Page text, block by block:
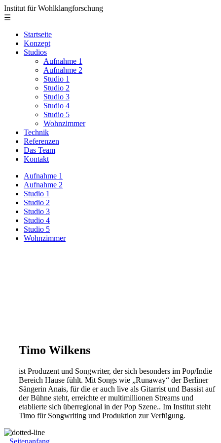
Institut für Wohlklangforschung
☰
Startseite
Konzept
Studios
Aufnahme 1
Aufnahme 2
Studio 1
Studio 2
Studio 3
Studio 4
Studio 5
Wohnzimmer
Technik
Referenzen
Das Team
Kontakt
Aufnahme 1
Aufnahme 2
Studio 1
Studio 2
Studio 3
Studio 4
Studio 5
Wohnzimmer
Timo Wilkens
ist Produzent und Songwriter, der sich besonders im Pop/Indie
Bereich Hause fühlt. Mit Songs wie „Runaway“ der Berliner
Sängerin Anais, für die er auch live als Gitarrist und Bassist auf
der Bühne steht, erreichte er multimillionen Streams und
etablierte sich überregional in der Pop Szene.. Im Institut steht
Timo für Songwriting und Produktion zur Verfügung.
Seitenanfang